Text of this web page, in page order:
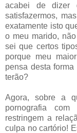
acabei de
satisfazermos,
exatamente isto
o meu marido,
sei que certos
porque meu
pensa desta
terão?
Agora, sobre a
pornografia
restringem a
culpa no cartório!